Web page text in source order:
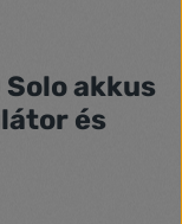
akkus
és